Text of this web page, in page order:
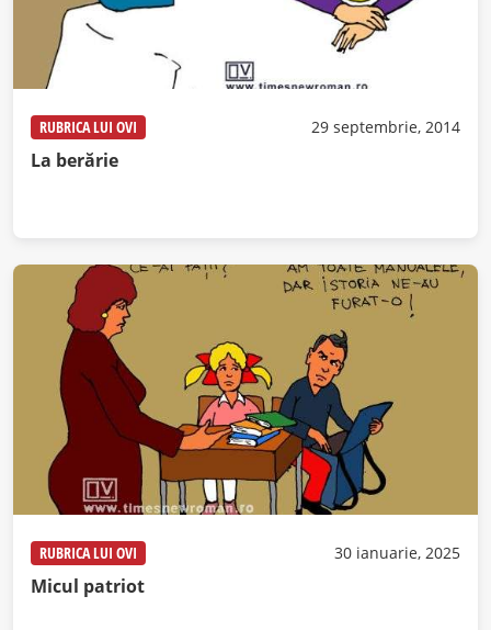
RUBRICA LUI OVI 29 septembrie, 2014
La berărie
RUBRICA LUI OVI 30 ianuarie, 2025
Micul patriot